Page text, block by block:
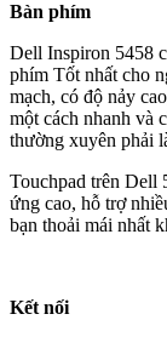
Bàn phím
Dell Inspiron 5458
phím Tốt nhất cho
mạch, có độ nảy
một cách nhanh và
thường xuyên phải
Touchpad trên Dell
ứng cao, hỗ trợ
bạn thoải mái nhất
Kết nối